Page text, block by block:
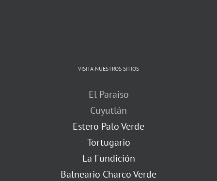
VISITA NUESTROS SITIOS
El Paraiso
Cuyutlán
Estero Palo Verde
Tortugario
La Fundición
Balneario Charco Verde